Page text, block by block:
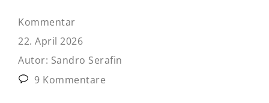
Kommentar
22. April 2026
Autor: Sandro Serafin
9 Kommentare